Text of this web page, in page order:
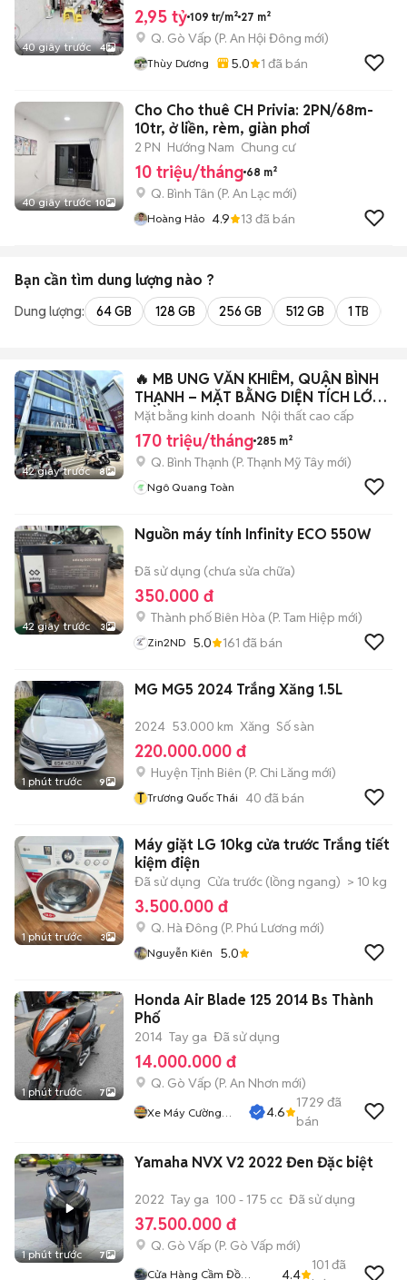
40 giây trước 4
2,95 tỷ 109 tr/m² 27 m²
Q. Gò Vấp (P. An Hội Đông mới)
Thùy Dương 5.0 1 đã bán
40 giây trước 10
Cho Cho thuê CH Privia: 2PN/68m-
10tr, ở liền, rèm, giàn phơi
2 PN Hướng Nam Chung cư
10 triệu/tháng 68 m²
Q. Bình Tân (P. An Lạc mới)
Hoàng Hảo 4.9 13 đã bán
Bạn cần tìm dung lượng nào ?
Dung lượng: 64 GB 128 GB 256 GB 512 GB 1 TB
42 giây trước 8
🔥 MB UNG VĂN KHIÊM, QUẬN BÌNH
THẠNH – MẶT BẰNG DIỆN TÍCH LỚN,
TRẦN CAO
Mặt bằng kinh doanh Nội thất cao cấp
170 triệu/tháng 285 m²
Q. Bình Thạnh (P. Thạnh Mỹ Tây mới)
Ngô Quang Toàn
42 giây trước 3
Nguồn máy tính Infinity ECO 550W
Đã sử dụng (chưa sửa chữa)
350.000 đ
Thành phố Biên Hòa (P. Tam Hiệp mới)
Zin2ND 5.0 161 đã bán
1 phút trước 9
MG MG5 2024 Trắng Xăng 1.5L
2024 53.000 km Xăng Số sàn
220.000.000 đ
Huyện Tịnh Biên (P. Chi Lăng mới)
T Trương Quốc Thái 40 đã bán
1 phút trước 3
Máy giặt LG 10kg cửa trước Trắng tiết
kiệm điện
Đã sử dụng Cửa trước (lồng ngang) > 10 kg
3.500.000 đ
Q. Hà Đông (P. Phú Lương mới)
Nguyễn Kiên 5.0
1 phút trước 7
Honda Air Blade 125 2014 Bs Thành
Phố
2014 Tay ga Đã sử dụng
14.000.000 đ
Q. Gò Vấp (P. An Nhơn mới)
Xe Máy Cường
4.6
1729 đã
bán
1 phút trước 7
Yamaha NVX V2 2022 Đen Đặc biệt
2022 Tay ga 100 - 175 cc Đã sử dụng
37.500.000 đ
Q. Gò Vấp (P. Gò Vấp mới)
Cửa Hàng Cầm Đồ 4.4
101 đã